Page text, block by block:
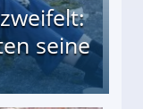
seine